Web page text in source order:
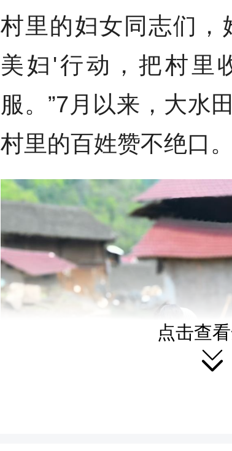
村里的妇女同志们，
美妇'行动，把村里
服。”7月以来，大水
村里的百姓赞不绝口。
点击查
